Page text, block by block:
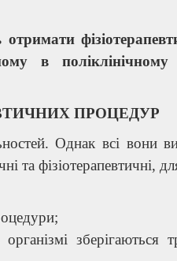
в поліклінічному
ПРОЦЕДУР
Однак всі вони
та фізіотерапевтичні,
зберігаються